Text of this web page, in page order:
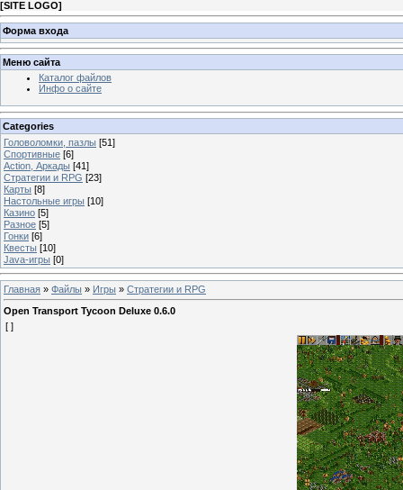
[SITE LOGO]
Форма входа
Меню сайта
Каталог файлов
Инфо о сайте
Categories
Головоломки, пазлы [51]
Спортивные [6]
Action, Аркады [41]
Стратегии и RPG [23]
Карты [8]
Настольные игры [10]
Казино [5]
Разное [5]
Гонки [6]
Квесты [10]
Java-игры [0]
Главная » Файлы » Игры » Стратегии и RPG
Open Transport Tycoon Deluxe 0.6.0
[ ]